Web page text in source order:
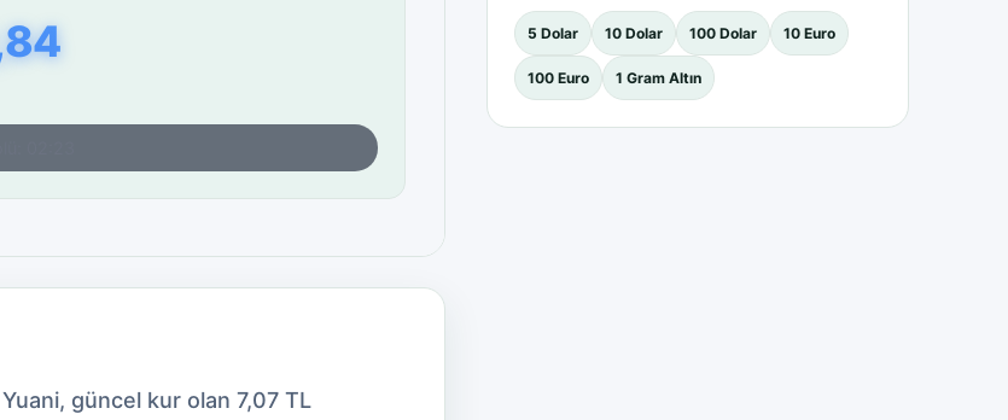
güncel kur olan 7,07 TL
5 Dolar 10 Dolar 100 Dolar 10 Euro
100 Euro 1 Gram Altın